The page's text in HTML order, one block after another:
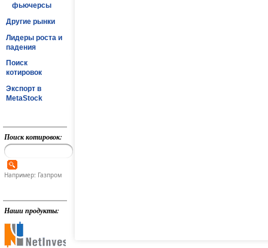
фьючерсы
Другие рынки
Лидеры роста и
падения
Поиск
котировок
Экспорт в
MetaStock
Поиск котировок:
Например: Газпром
Наши продукты: